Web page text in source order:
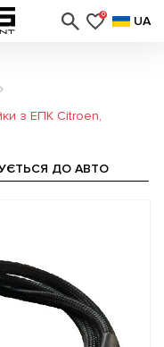
0 UA
з ЕПК Citroen,
ДО АВТО